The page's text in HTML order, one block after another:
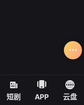
短剧 APP 云盘